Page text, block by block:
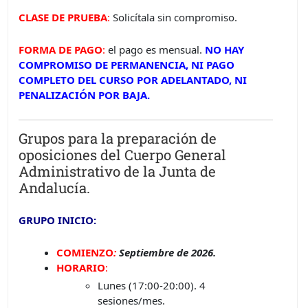
CLASE DE PRUEBA: Solicítala sin compromiso.
FORMA DE PAGO: el pago es mensual. NO HAY
COMPROMISO DE PERMANENCIA, NI PAGO
COMPLETO DEL CURSO POR ADELANTADO, NI
PENALIZACIÓN POR BAJA.
Grupos para la preparación de
oposiciones del Cuerpo General
Administrativo de la Junta de
Andalucía.
GRUPO INICIO:
COMIENZO:Septiembre de 2026.
HORARIO:
Lunes (17:00-20:00). 4
sesiones/mes.